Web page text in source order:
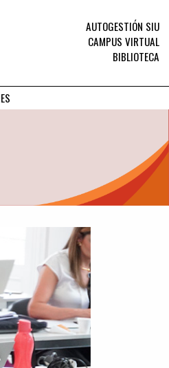
AUTOGESTIÓN SIU
CAMPUS VIRTUAL
BIBLIOTECA